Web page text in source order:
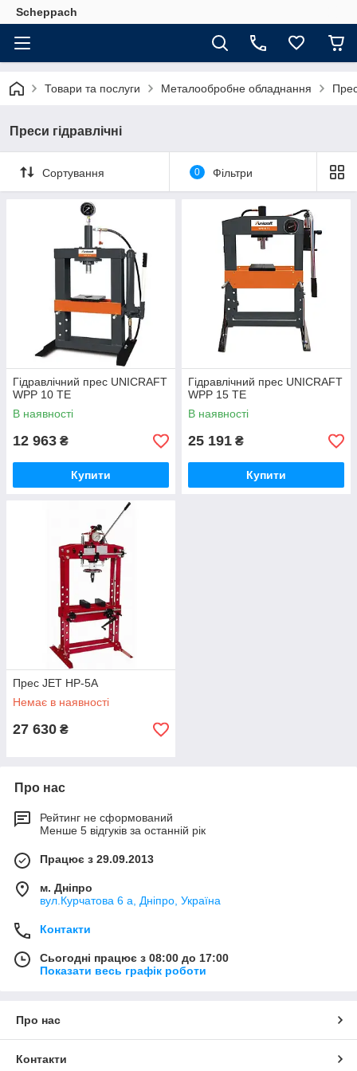
Scheppach
Товари та послуги Металообробне обладнання
Преси гідравлічні
Сортування 0 Фільтри
Гідравлічний прес UNICRAFT
WPP 10 TE
В наявності
12 963 ₴
Купити
Гідравлічний прес UNICRAFT
WPP 15 TE
В наявності
25 191 ₴
Купити
Прес JET HP-5A
Немає в наявності
27 630 ₴
Про нас
Рейтинг не сформований
Менше 5 відгуків за останній рік
Працює з 29.09.2013
м. Дніпро
вул.Курчатова 6 а, Дніпро, Україна
Контакти
Сьогодні працює з 08:00 до 17:00
Показати весь графік роботи
Про нас
Контакти